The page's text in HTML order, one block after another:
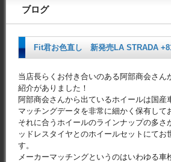
ブログ
Fit君お色直し 新発売LA STRADA
当店長らくお付き合いのある阿部商会さん
紹介がありました！
阿部商会さんから出ているホイールは国産
マッチングデータを非常に細かく保有して
それに合うホイールのラインナップの多さ
ッドレスタイヤとのホイールセットにてお
す。
メーカーマッチングというのはいわゆる車